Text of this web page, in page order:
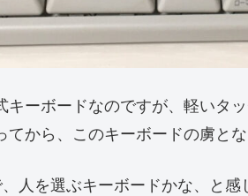
ーボードなのですが、軽いタ
から、このキーボードの虜とな
人を選ぶキーボードかな、と